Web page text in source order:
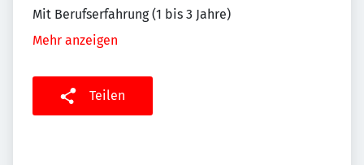
Mit Berufserfahrung (1 bis 3 Jahre)
Mehr anzeigen
Teilen